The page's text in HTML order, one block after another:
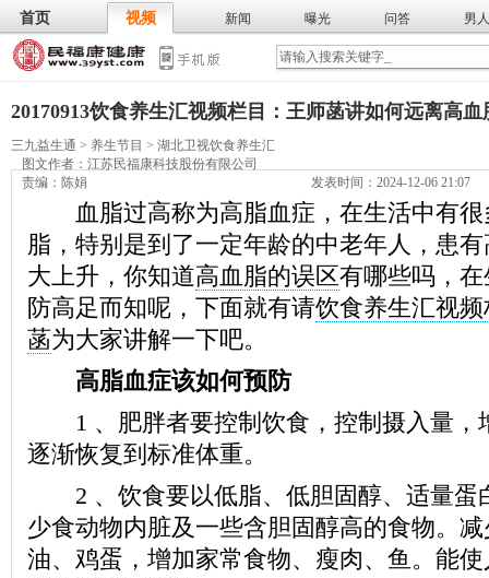
首页 视频 新闻 曝光 问答 男人
武术 气功 膳食 食谱 营养
20170913饮食养生汇视频栏目：王师菡讲如何远离高血
三九益生通 > 养生节目 > 湖北卫视饮食养生汇
图文作者： 江苏民福康科技股份有限公司
责编：陈娟
发表时间：2024-12-06 21:07
血脂过高称为高脂血症，在生活中有很
脂，特别是到了一定年龄的中老年人，患
大上升，你知道高血脂的误区有哪些吗，
防高足而知呢，下面就有请饮食养生汇视
菡为大家讲解一下吧。
高脂血症该如何预防
1 、肥胖者要控制饮食，控制摄入量，
逐渐恢复到标准体重。
2 、饮食要以低脂、低胆固醇、适量蛋
少食动物内脏及一些含胆固醇高的食物。
油、鸡蛋，增加家常食物、瘦肉、鱼。能